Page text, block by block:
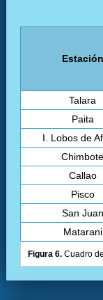
Estación
Talara
Paita
I. Lobos de
Chimbote
Callao
Pisco
San Juan
Matarani
Figura 6. Cuadro